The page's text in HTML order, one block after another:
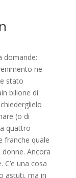
domande:
ne
stato
bilione di
(o di
quattro
franche quale
Ancora
una cosa
astuti, ma in